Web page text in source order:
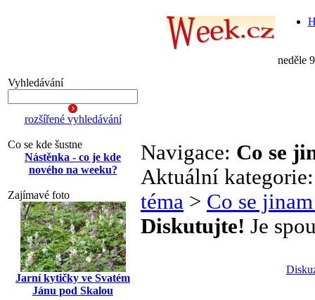
neděle
Vyhledávání
rozšířené vyhledávání
Co se kde šustne
Nástěnka - co je kde
nového na weeku?
Zajímavé foto
Jarní kytičky ve Svatém
Jánu pod Skalou
Navigace: Co se
Aktuální
téma > Co se
Diskutujte! Je